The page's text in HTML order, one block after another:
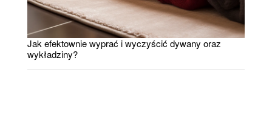
Jak efektownie wyprać i wyczyścić dywany oraz
wykładziny?